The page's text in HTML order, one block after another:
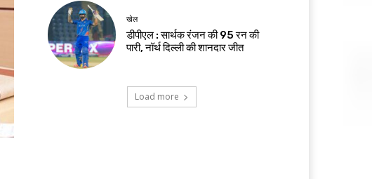
खेल
डीपीएल : सार्थक रंजन की 95 रन की
पारी, नॉर्थ दिल्ली की शानदार जीत
Load more